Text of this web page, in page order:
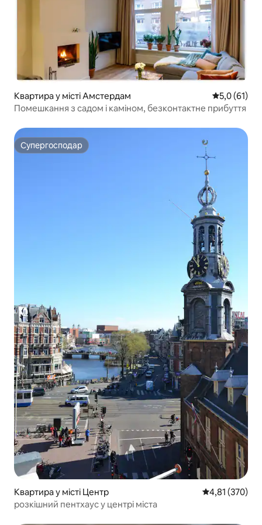
Квартира у місті Амстердам Середня
5,0 (61)
Помешкання з садом і каміном, безконтактне прибуття
Супергосподар
Супергосподар
Квартира у місті Центр Середня
4,81 (370)
розкішний пентхаус у центрі міста